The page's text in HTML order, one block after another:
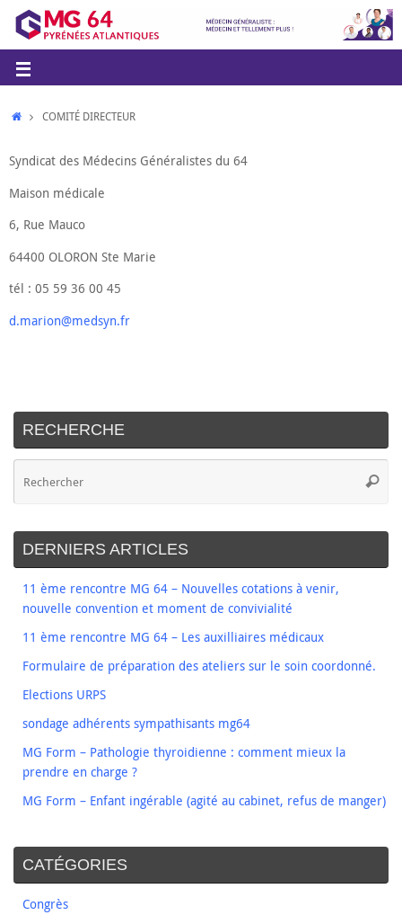
COMITÉ DIRECTEUR
Syndicat des Médecins Généralistes du 64
Maison médicale
6, Rue Mauco
64400 OLORON Ste Marie
tél : 05 59 36 00 45
d.marion@medsyn.fr
RECHERCHE
DERNIERS ARTICLES
11 ème rencontre MG 64 – Nouvelles cotations à venir,
nouvelle convention et moment de convivialité
11 ème rencontre MG 64 – Les auxilliaires médicaux
Formulaire de préparation des ateliers sur le soin coordonné.
Elections URPS
sondage adhérents sympathisants mg64
MG Form – Pathologie thyroidienne : comment mieux la
prendre en charge ?
MG Form – Enfant ingérable (agité au cabinet, refus de manger)
CATÉGORIES
Congrès